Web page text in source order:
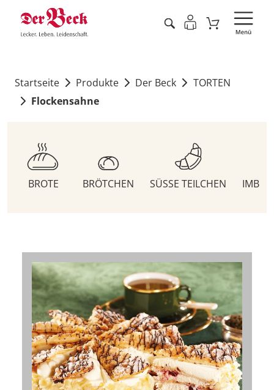
Startseite Produkte Der Beck
TORTEN
Flockensahne
BROTE BRÖTCHEN SÜSSE TEILCHEN